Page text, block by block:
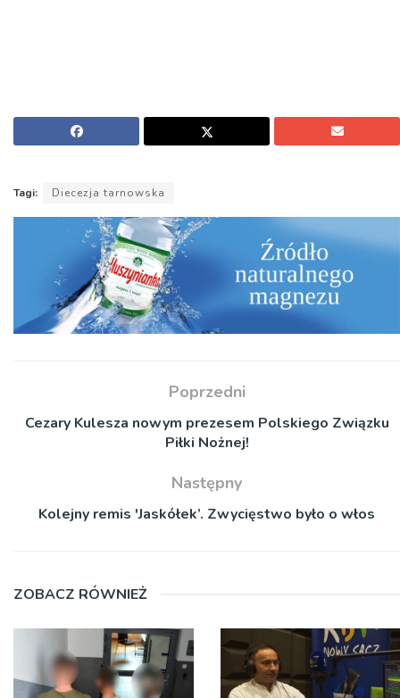
Tagi: Diecezja tarnowska
Poprzedni
Cezary Kulesza nowym prezesem Polskiego Związku
Piłki Nożnej!
Następny
Kolejny remis 'Jaskółek’. Zwycięstwo było o włos
ZOBACZ RÓWNIEŻ